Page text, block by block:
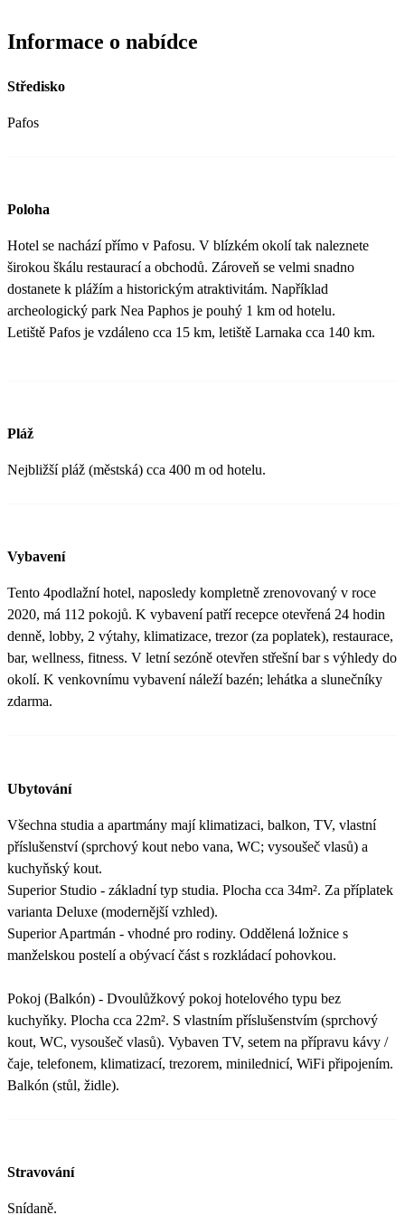
Informace o nabídce
Středisko
Pafos
Poloha
Hotel se nachází přímo v Pafosu. V blízkém okolí tak naleznete
širokou škálu restaurací a obchodů. Zároveň se velmi snadno
dostanete k plážím a historickým atraktivitám. Například
archeologický park Nea Paphos je pouhý 1 km od hotelu.
Letiště Pafos je vzdáleno cca 15 km, letiště Larnaka cca 140 km.
Pláž
Nejbližší pláž (městská) cca 400 m od hotelu.
Vybavení
Tento 4podlažní hotel, naposledy kompletně zrenovovaný v roce
2020, má 112 pokojů. K vybavení patří recepce otevřená 24 hodin
denně, lobby, 2 výtahy, klimatizace, trezor (za poplatek), restaurace,
bar, wellness, fitness. V letní sezóně otevřen střešní bar s výhledy do
okolí. K venkovnímu vybavení náleží bazén; lehátka a slunečníky
zdarma.
Ubytování
Všechna studia a apartmány mají klimatizaci, balkon, TV, vlastní
příslušenství (sprchový kout nebo vana, WC; vysoušeč vlasů) a
kuchyňský kout.
Superior Studio - základní typ studia. Plocha cca 34m². Za příplatek
varianta Deluxe (modernější vzhled).
Superior Apartmán - vhodné pro rodiny. Oddělená ložnice s
manželskou postelí a obývací část s rozkládací pohovkou.
Pokoj (Balkón) - Dvoulůžkový pokoj hotelového typu bez
kuchyňky. Plocha cca 22m². S vlastním příslušenstvím (sprchový
kout, WC, vysoušeč vlasů). Vybaven TV, setem na přípravu kávy /
čaje, telefonem, klimatizací, trezorem, minilednicí, WiFi připojením.
Balkón (stůl, židle).
Stravování
Snídaně.